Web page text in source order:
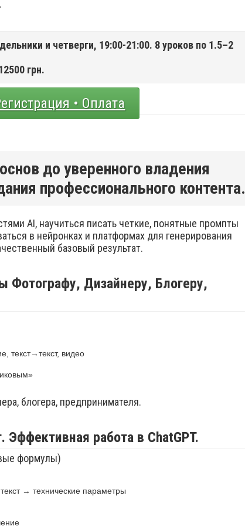
и четверги, 19:00-21:00. 8 уроков по 1.5–2
грн.
• Оплата
до уверенного владения
профессионального контента.
AI, научиться писать четкие, понятные промпты
в нейронках и платформах для генерирования
базовый результат.
Фотографу, Дизайнеру, Блогеру,
текст→текст, видео
блогера, предпринимателя.
Эффективная работа в ChatGPT.
формулы)
→ технические параметры